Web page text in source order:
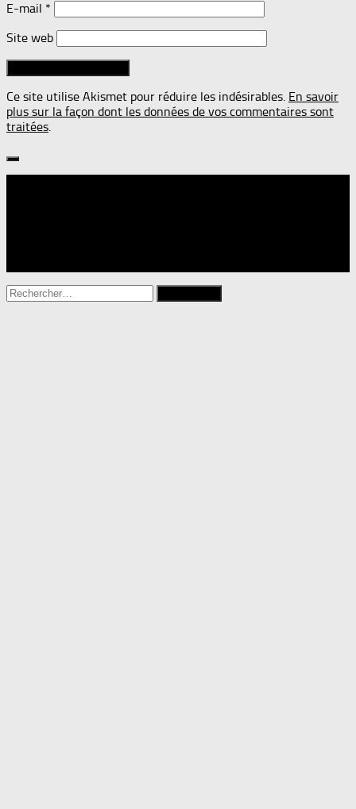
E-mail *
Site web
Ce site utilise Akismet pour réduire les indésirables. En savoir
plus sur la façon dont les données de vos commentaires sont
traitées.
Rechercher :